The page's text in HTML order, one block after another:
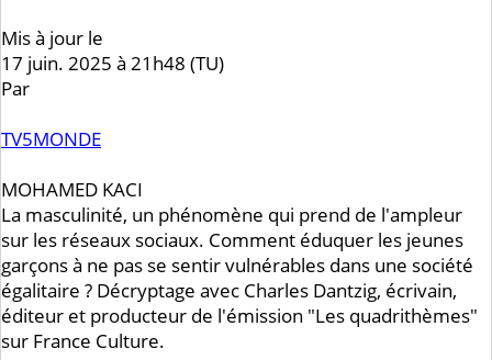
Mis à jour le
17 juin. 2025 à 21h48 (TU)
Par
TV5MONDE
MOHAMED KACI
La masculinité, un phénomène qui prend de l'ampleur
sur les réseaux sociaux. Comment éduquer les jeunes
garçons à ne pas se sentir vulnérables dans une société
égalitaire ? Décryptage avec Charles Dantzig, écrivain,
éditeur et producteur de l'émission "Les quadrithèmes"
sur France Culture.